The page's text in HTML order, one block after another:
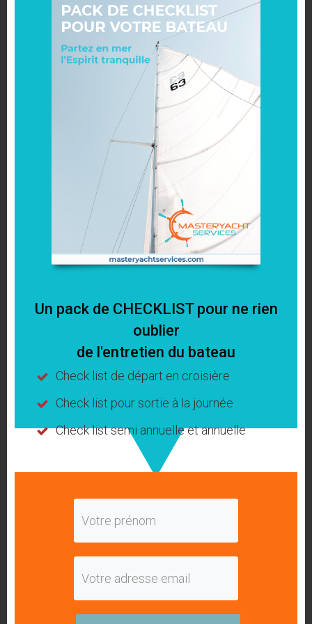
additionnels
Alarme d’eau de cale
Effraction (capteur installé sur la porte)
Prise de quai : Alarme en cas de
deconnection
Détecteur de mouvement
Sécurité des objets à bord, alarme si
des biens de valeurs sont enlevés du
bateau
Sirène : se mettra en marche si le
porte sont déclenchés
Antenne GPS : vous garde en contact
avec votre bateau même dans les endroits
où le signal GPS est faible.
Trois possibilités s’offrent à vous
:
surveillance bateau
L’achat du boitier et ses accessoires avec
la pose du système :Procurez vous le Yacht
Un pack de CHECKLIST pour ne rien
oublier
de l'entretien du bateau
Check list de départ en croisière
Check list pour sortie à la journée
Check list semi annuelle et annuelle